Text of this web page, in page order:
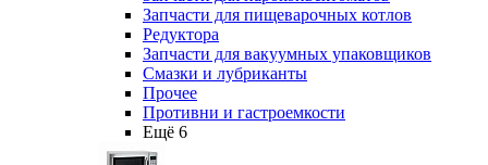
Запчасти для пищеварочных котлов
Редуктора
Запчасти для вакуумных упаковщиков
Смазки и лубриканты
Прочее
Противни и гастроемкости
Ещё 6